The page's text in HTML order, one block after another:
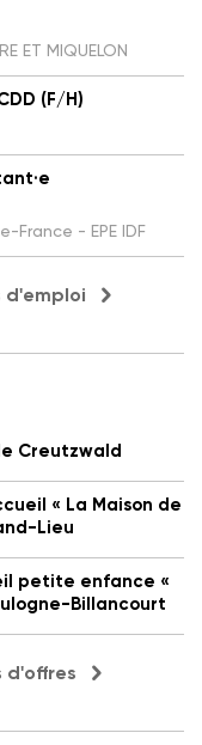
ET MIQUELON
(F/H)
France - EPE IDF
d'emploi
Creutzwald
« La Maison de
Lieu
petite enfance «
Billancourt
d'offres